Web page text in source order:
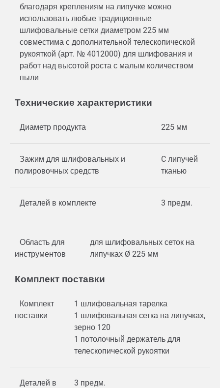
благодаря креплениям на липучке можно
использовать любые традиционные
шлифовальные сетки диаметром 225 мм
совместима с дополнительной телескопической
рукояткой (арт. № 4012000) для шлифования и
работ над высотой роста с малым количеством
пыли
Технические характеристики
Диаметр продукта 225 мм
Зажим для шлифовальных и
полировочных средств
C липучей
тканью
Деталей в комплекте 3 предм.
Область для
инструментов
для шлифовальных сеток на
липучках Ø 225 мм
Комплект поставки
Комплект
поставки
1 шлифовальная тарелка
1 шлифовальная сетка на липучках,
зерно 120
1 потолочный держатель для
телескопической рукоятки
Деталей в
3 предм.